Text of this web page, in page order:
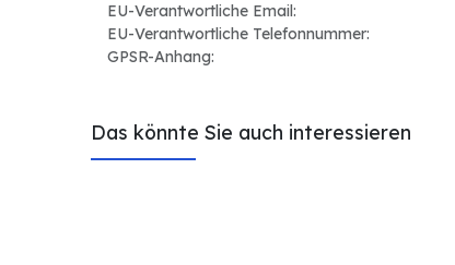
EU-Verantwortliche Email:
EU-Verantwortliche Telefonnummer:
GPSR-Anhang:
Das könnte Sie auch interessieren